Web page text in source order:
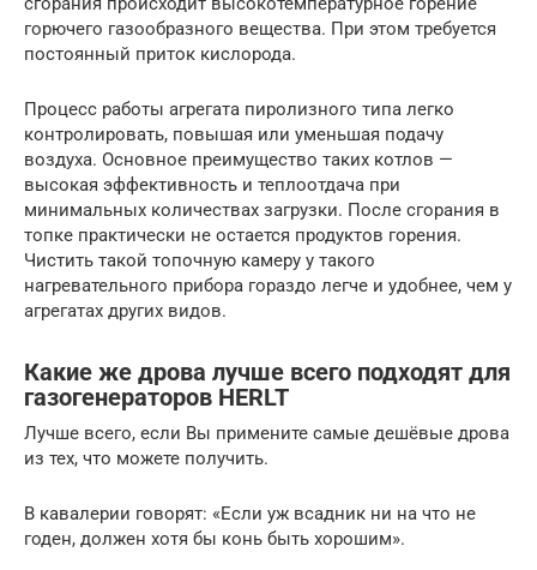
горючего газообразного вещества. При этом требуется
постоянный приток кислорода.
Процесс работы агрегата пиролизного типа легко
контролировать, повышая или уменьшая подачу
воздуха. Основное преимущество таких котлов —
высокая эффективность и теплоотдача при
минимальных количествах загрузки. После сгорания в
топке практически не остается продуктов горения.
Чистить такой топочную камеру у такого
нагревательного прибора гораздо легче и удобнее, чем у
агрегатах других видов.
Какие же дрова лучше всего подходят для
газогенераторов HERLT
Лучше всего, если Вы примените самые дешёвые дрова
из тех, что можете получить.
В кавалерии говорят: «Если уж всадник ни на что не
годен, должен хотя бы конь быть хорошим».